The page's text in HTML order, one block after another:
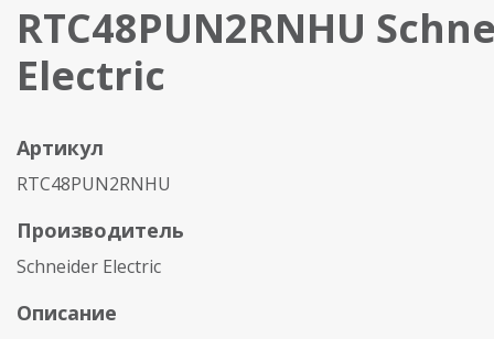
RTC48PUN2RNHU
Electric
Артикул
RTC48PUN2RNHU
Производитель
Schneider Electric
Описание